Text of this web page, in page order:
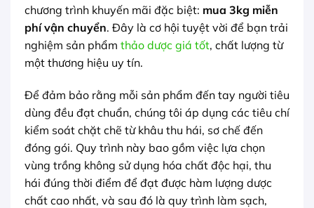
chương trình khuyến mãi đặc biệt: mua 3kg miễn
phí vận chuyển. Đây là cơ hội tuyệt vời để bạn trải
nghiệm sản phẩm thảo dược giá tốt, chất lượng từ
một thương hiệu uy tín.
Để đảm bảo rằng mỗi sản phẩm đến tay người tiêu
dùng đều đạt chuẩn, chúng tôi áp dụng các tiêu chí
kiểm soát chặt chẽ từ khâu thu hái, sơ chế đến
đóng gói. Quy trình này bao gồm việc lựa chọn
vùng trồng không sử dụng hóa chất độc hại, thu
hái đúng thời điểm để đạt được hàm lượng dược
chất cao nhất, và sau đó là quy trình làm sạch,